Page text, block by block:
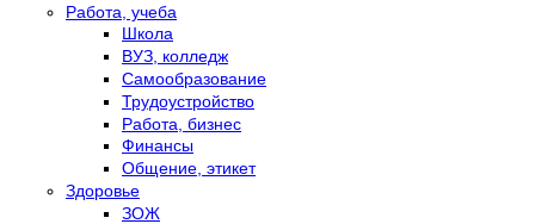
Работа, учеба
Школа
ВУЗ, колледж
Самообразование
Трудоустройство
Работа, бизнес
Финансы
Общение, этикет
Здоровье
ЗОЖ